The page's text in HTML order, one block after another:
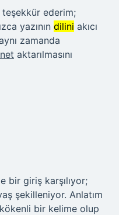
teşekkür ederim;
yazının dilini akıcı
zamanda
net aktarılmasını
bir giriş karşılıyor;
şekilleniyor. Anlatım
bir kelime olup